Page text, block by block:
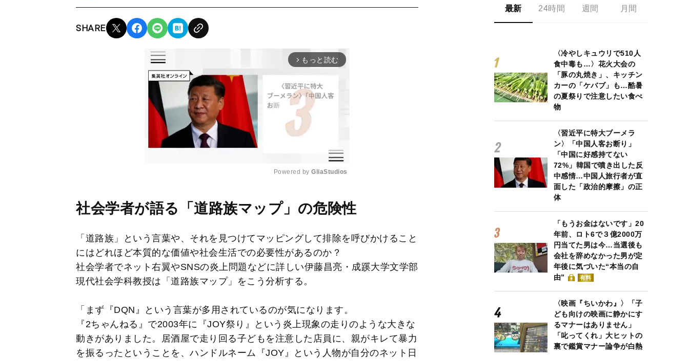
SHARE
arrow_forward_ios もっと読む
M
u
Powered by GliaStudios
社会学者が語る「道路族マップ」の危険性
「道路族」という言葉や、それを見つけてマッピングして排除を呼びかけること
にはどれほど本質的な価値や社会生活での必要性があるのか？
社会学者でネット右翼やSNSの炎上問題などに詳しい伊藤昌亮・成蹊大学文学部
現代社会学科教授は「道路族マップ」をこう分析する。
「まず『DQN』という言葉が多用されているのが気になります。
『2ちゃんねる』で2003年に『JOY祭り』という炎上現象の走りのような大きな
動きがありました。居酒屋で走り回る子どもを注意した店員に、親がキレて暴力
を振るったということを、ハンドルネーム『JOY』という人物が自分のネット日
最新 24時間 週間 月間
〈冷やしキュウリで510人
食中毒も…〉花火大会の
「豚の丸焼き」、キッチン
カーの「ケバブ」も…酷暑
の夏祭りで注意したい食べ
物
〈習近平に特大ブーメラ
ン〉「中国人客お断り」
「中国に好感持てない
72%」韓国で噴き出した反
中感情…中国人旅行者が直
面した「政治的摩擦」の正
体
「もうお金はないです」20
年前、ロト6で３億2000万
円当てた男は今…当選後も
会社を辞めなかった男が定
年後に気づいた“本当の自
由”
有料
〈映画『ちいかわ』〉「子
ども向けの映画に静かにす
るマナーはありません」
「叱ってくれ」大ヒットの
裏で鑑賞マナー論争が白熱